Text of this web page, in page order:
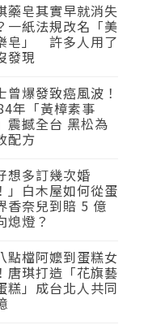
藥皂其實早就消失
一紙法規改名「美
皂」 許多人用了
發現
曾爆發致癌風波！
年「黃樟素事
震撼全台 黑松為
配方
想多訂幾次婚
」白木屋如何從蛋
香奈兒到賠 5 億
熄燈？
點檔阿嬤到蛋糕女
唐琪打造「花旗藝
糕」成台北人共同